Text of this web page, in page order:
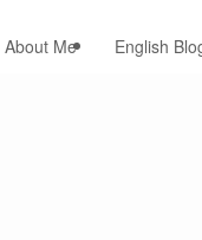
About Me English